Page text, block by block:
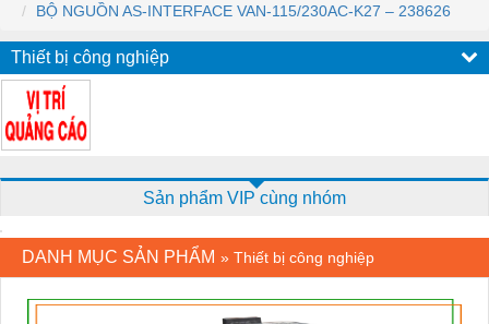
BỘ NGUỒN AS-INTERFACE VAN-115/230AC-K27 – 238626
Thiết bị công nghiệp
Sản phẩm VIP cùng nhóm
DANH MỤC SẢN PHẨM » Thiết bị công nghiệp